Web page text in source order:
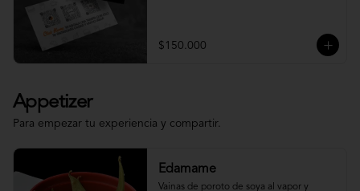
$150.000
Appetizer
Para empezar tu experiencia y compartir.
Edamame
Vainas de poroto de soya al vapor y